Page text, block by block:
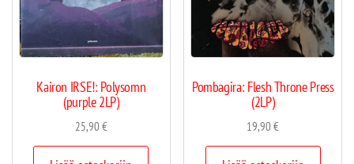
Kairon IRSE!: Polysomn
(purple 2LP)
25,90€
Pombagira: Flesh Throne Press
(2LP)
19,90€